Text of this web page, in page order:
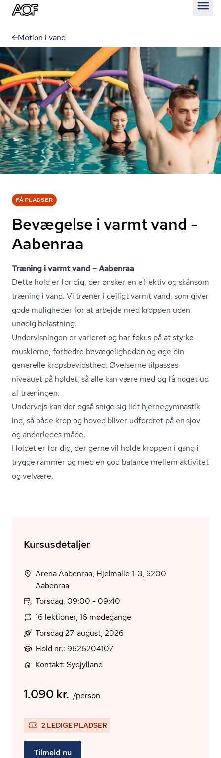
Motion i vand
FÅ PLADSER
Bevægelse i varmt vand -
Aabenraa
Træning i varmt vand – Aabenraa
Dette hold er for dig, der ønsker en effektiv og skånsom
træning i vand. Vi træner i dejligt varmt vand, som giver
gode muligheder for at arbejde med kroppen uden
unødig belastning.
Undervisningen er varieret og har fokus på at styrke
musklerne, forbedre bevægeligheden og øge din
generelle kro­ps­be­vidst­hed. Øvelserne tilpasses
niveauet på holdet, så alle kan være med og få noget ud
af træningen.
Undervejs kan der også snige sig lidt hjer­ne­gym­na­stik
ind, så både krop og hoved bliver udfordret på en sjov
og anderledes måde.
Holdet er for dig, der gerne vil holde kroppen i gang i
trygge rammer og med en god balance mellem aktivitet
og velvære.
Kursusdetaljer
Arena Aabenraa, Hjelmalle 1-3, 6200
Aabenraa
Torsdag, 09:00 - 09:40
16 lektioner, 16 mødegange
Torsdag 27. august, 2026
Hold nr.: 9626204107
Kontakt: Sydjylland
1.090 kr. /person
2 LEDIGE PLADSER
Tilmeld nu